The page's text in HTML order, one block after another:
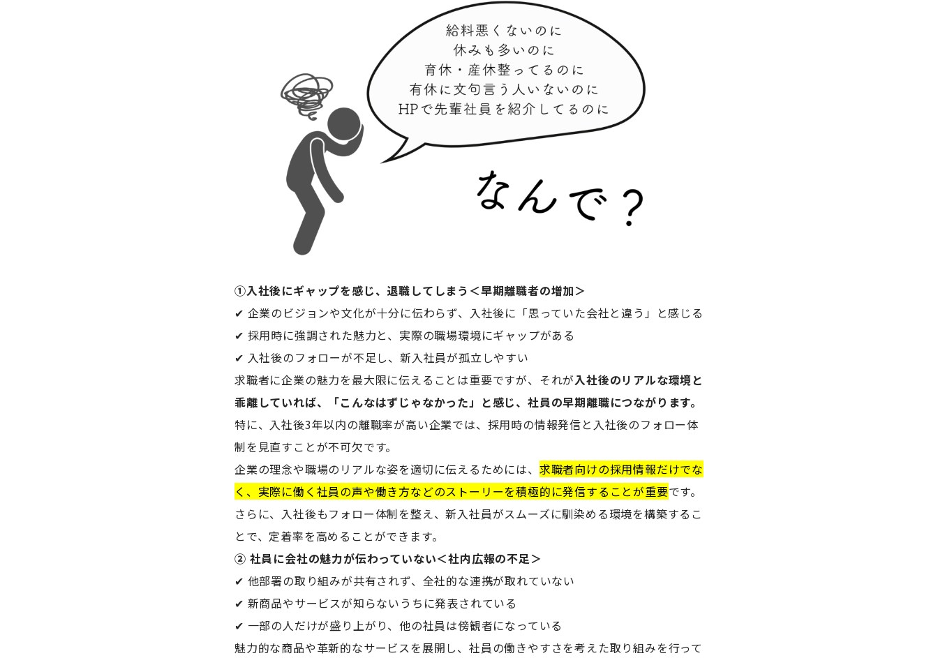
①入社後にギャップを感じ、退職してしまう＜早期離職者の増加＞
✔ 企業のビジョンや文化が十分に伝わらず、入社後に「思っていた会社と違う」と感じる
✔ 採用時に強調された魅力と、実際の職場環境にギャップがある
✔ 入社後のフォローが不足し、新入社員が孤立しやすい
求職者に企業の魅力を最大限に伝えることは重要ですが、それが入社後のリアルな環境と
乖離していれば、「こんなはずじゃなかった」と感じ、社員の早期離職につながります。
特に、入社後3年以内の離職率が高い企業では、採用時の情報発信と入社後のフォロー体
制を見直すことが不可欠です。
企業の理念や職場のリアルな姿を適切に伝えるためには、 求職者向けの採用情報だけでな
く、実際に働く社員の声や働き方などのストーリーを積極的に発信することが重要です。
さらに、入社後もフォロー体制を整え、新入社員がスムーズに馴染める環境を構築するこ
とで、定着率を高めることができます。
② 社員に会社の魅力が伝わっていない＜社内広報の不足＞
✔ 他部署の取り組みが共有されず、全社的な連携が取れていない
✔ 新商品やサービスが知らないうちに発表されている
✔ 一部の人だけが盛り上がり、他の社員は傍観者になっている
魅力的な商品や革新的なサービスを展開し、社員の働きやすさを考えた取り組みを行って